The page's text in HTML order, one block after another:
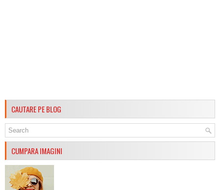
CAUTARE PE BLOG
CUMPARA IMAGINI